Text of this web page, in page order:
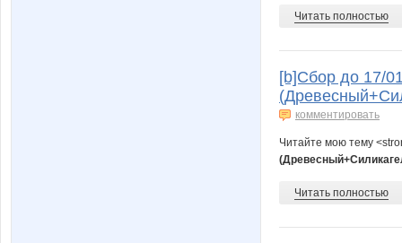
Читать полностью
[b]Сбор до 17/
комментировать
Читайте мою тему
Читать полностью